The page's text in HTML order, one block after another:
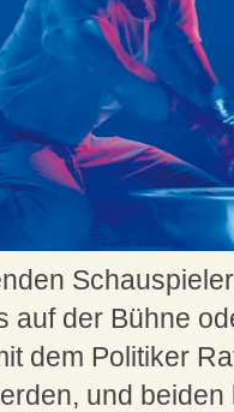
auf der Bühne
dem Politiker
und